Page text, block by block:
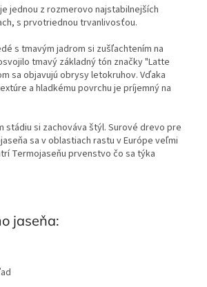
jednou z rozmerovo najstabilnejších
s prvotriednou trvanlivosťou.
s tmavým jadrom si zušľachtením na
tmavý základný tón značky "Latte
sa objavujú obrysy letokruhov. Vďaka
a hladkému povrchu je príjemný na
stádiu si zachováva štýl. Surové drevo pre
sa v oblastiach rastu v Európe veľmi
Termojaseňu prvenstvo čo sa týka
jaseňa: